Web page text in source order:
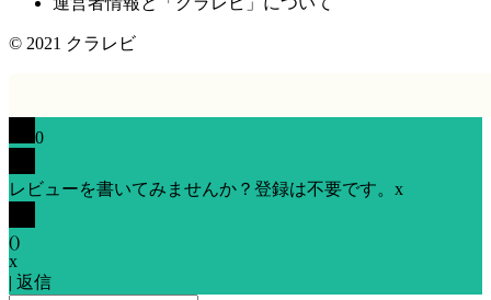
© 2021 クラレビ
0
レビューを書いてみませんか？登録は不要です。 x
()
x
| 返信